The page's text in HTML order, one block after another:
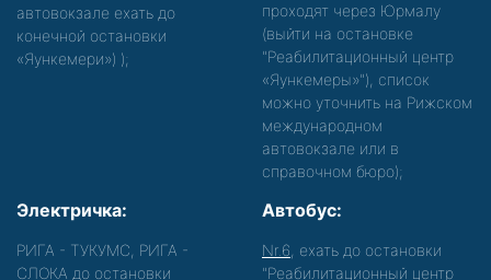
автовокзале ехать до
конечной остановки
«Яункемери») );
проходят через Юрмалу
(выйти на остановке
"Реабилитационный центр
«Яункемеры»"), список
можно уточнить на Рижском
международном
автовокзале или в
справочном бюро);
Электричка:
РИГА - ТУКУМС, РИГА -
СЛОКА до остановки
Автобус:
Nr.6 , ехать до остановки
"Реабилитационный центр